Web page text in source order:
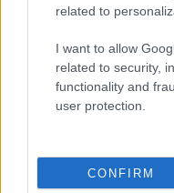
related to
I want to allow
related to security,
functionality and
user protection.
CONFIRM
Η Ισπανία ενώ